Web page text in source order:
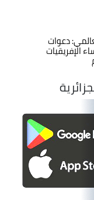
دعوات
الإفريقيات